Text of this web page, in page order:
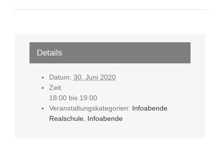
Details
Datum: 30. Juni 2020
Zeit:
18:00 bis 19:00
Veranstaltungskategorien: Infoabende
Realschule, Infoabende